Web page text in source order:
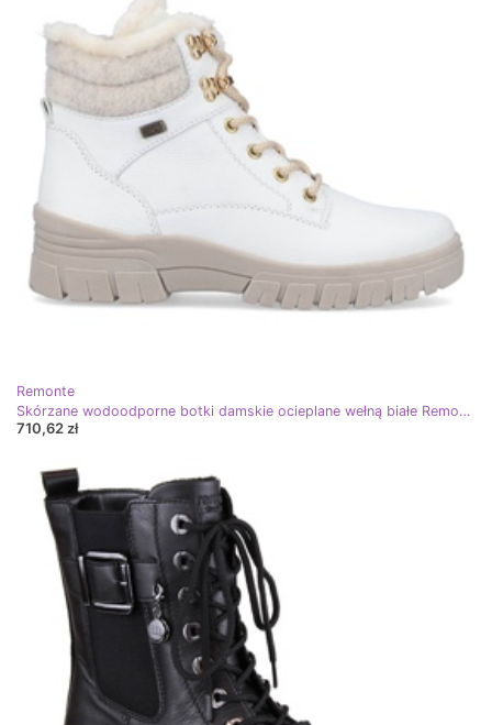
Remonte
Skórzane wodoodporne botki damskie ocieplane wełną białe Remonte D0E71-80
710,62 zł